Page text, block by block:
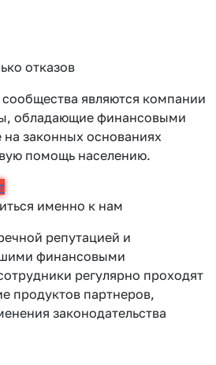
отказов
являются компании
обладающие финансовыми
законных основаниях
помощь населению.
именно к нам
репутацией и
финансовыми
регулярно проходят
продуктов партнеров,
законодательства